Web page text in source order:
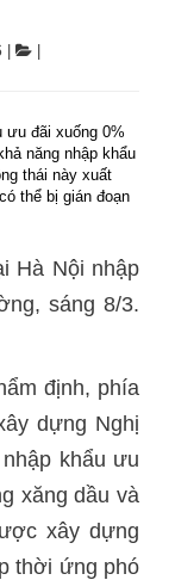
ưu đãi xuống 0%
năng nhập khẩu
thái này xuất
thể bị gián đoạn
Hà Nội nhập
sáng 8/3.
định, phía
dựng Nghị
khẩu ưu
xăng dầu và
xây dựng
thời ứng phó